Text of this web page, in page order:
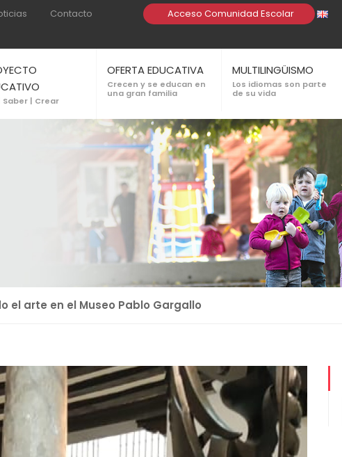
Contacto Acceso Comunidad Escolar
Saber | Crear
OFERTA EDUCATIVA
Crecen y se educan en
una gran familia
MULTILINGÜISMO
Los idiomas son parte
de su vida
el arte en el Museo Pablo Gargallo